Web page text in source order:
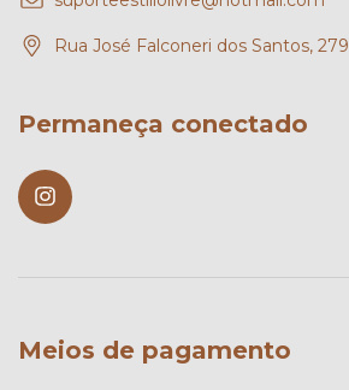
Rua José Falconeri dos Santos, 279
Permaneça conectado
Meios de pagamento